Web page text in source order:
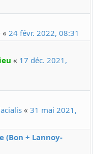
« 24 févr. 2022, 08:31
« 17 déc. 2021,
« 31 mai 2021,
(Bon + Lannoy-